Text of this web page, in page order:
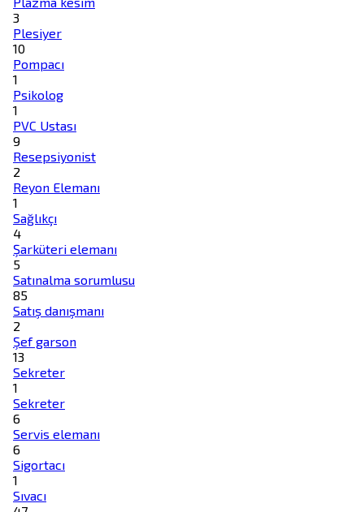
3
Plesiyer
10
Pompacı
1
Psikolog
1
PVC Ustası
9
Resepsiyonist
2
Reyon Elemanı
1
Sağlıkçı
4
Şarküteri elemanı
5
Satınalma sorumlusu
85
Satış danışmanı
2
Şef garson
13
Sekreter
1
Sekreter
6
Servis elemanı
6
Sigortacı
1
Sıvacı